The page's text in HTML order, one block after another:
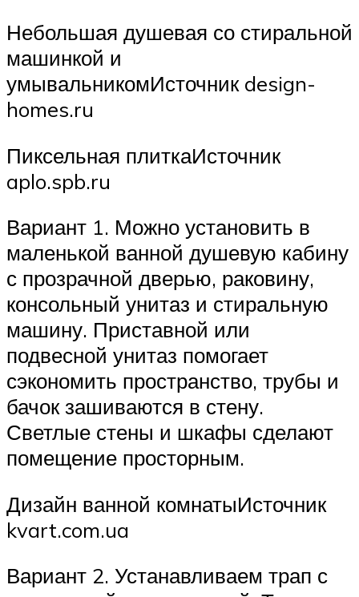
Небольшая душевая со стиральной
машинкой и
умывальникомИсточник design-
homes.ru
Пиксельная плиткаИсточник
aplo.spb.ru
Вариант 1. Можно установить в
маленькой ванной душевую кабину
с прозрачной дверью, раковину,
консольный унитаз и стиральную
машину. Приставной или
подвесной унитаз помогает
сэкономить пространство, трубы и
бачок зашиваются в стену.
Светлые стены и шкафы сделают
помещение просторным.
Дизайн ванной комнатыИсточник
kvart.com.ua
Вариант 2. Устанавливаем трап с